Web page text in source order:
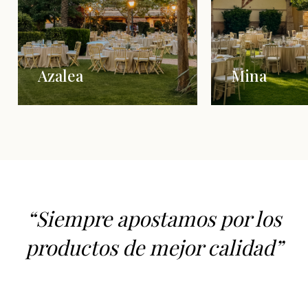
Azalea Mina
“Siempre apostamos por los
productos de mejor calidad”